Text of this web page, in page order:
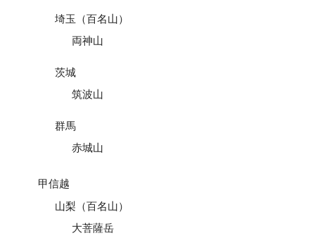
埼玉（百名山）
両神山
茨城
筑波山
群馬
赤城山
甲信越
山梨（百名山）
大菩薩岳